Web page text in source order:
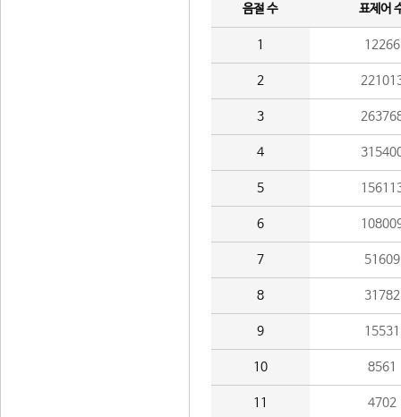
음절 수 표제어
1 12266
2
3
4
5
6
7 51609
8 31782
9 15531
10 8561
11 4702